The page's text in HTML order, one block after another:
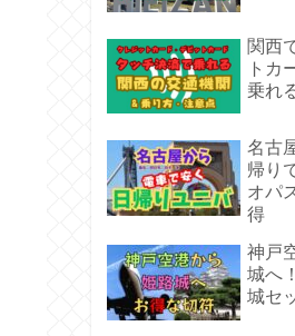
関西
トカ
乗れ
名古
帰り
オパ
得
神戸
城へ
城セ